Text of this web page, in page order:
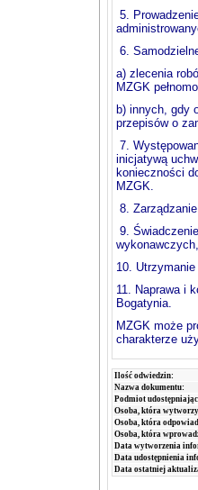
5.
6.
a) zlecenia
MZGK
b) innych, gdy
przepisów o
7.
inicjatywą
konieczności
MZGK.
8.
9.
10. Utrzymanie
11. Naprawa i
Bogatynia.
MZGK może
charakterze
Ilość odwiedzin:
Nazwa dokumentu:
Podmiot
Osoba, która
Osoba, która
Osoba, która
Data wytworzenia
Data udostępnienia
Data ostatniej